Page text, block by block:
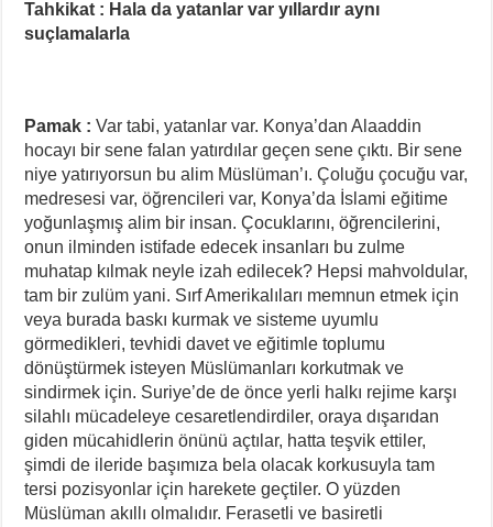
Tahkikat : Hala da yatanlar var yıllardır aynı
suçlamalarla
Pamak : Var tabi, yatanlar var. Konya’dan Alaaddin
hocayı bir sene falan yatırdılar geçen sene çıktı. Bir sene
niye yatırıyorsun bu alim Müslüman’ı. Çoluğu çocuğu var,
medresesi var, öğrencileri var, Konya’da İslami eğitime
yoğunlaşmış alim bir insan. Çocuklarını, öğrencilerini,
onun ilminden istifade edecek insanları bu zulme
muhatap kılmak neyle izah edilecek? Hepsi mahvoldular,
tam bir zulüm yani. Sırf Amerikalıları memnun etmek için
veya burada baskı kurmak ve sisteme uyumlu
görmedikleri, tevhidi davet ve eğitimle toplumu
dönüştürmek isteyen Müslümanları korkutmak ve
sindirmek için. Suriye’de de önce yerli halkı rejime karşı
silahlı mücadeleye cesaretlendirdiler, oraya dışarıdan
giden mücahidlerin önünü açtılar, hatta teşvik ettiler,
şimdi de ileride başımıza bela olacak korkusuyla tam
tersi pozisyonlar için harekete geçtiler. O yüzden
Müslüman akıllı olmalıdır. Ferasetli ve basiretli